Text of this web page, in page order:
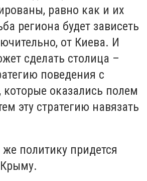
равно как и их
региона будет зависеть
от Киева. И
сделать столица –
поведения с
которые оказались полем
эту стратегию навязать
политику придется